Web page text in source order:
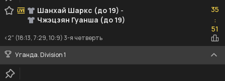
Шанхай Шаркс (до 19) -
Чжэцзян Гуанша (до 19)
35
:51
51
<2" (18:13, 7:29, 10:9) 3-я четверть
Уганда. Division 1